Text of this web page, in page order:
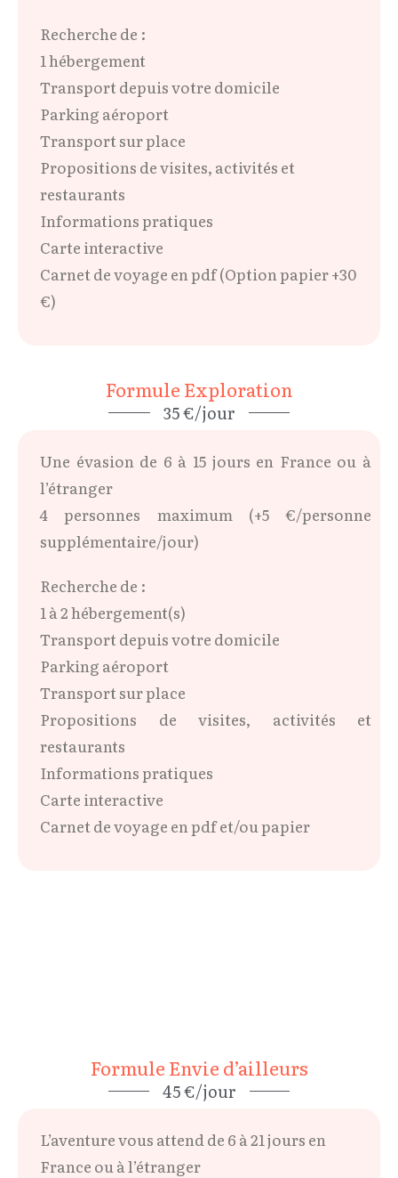
Recherche de :
1 hébergement
Transport depuis votre domicile
Parking aéroport
Transport sur place
Propositions de visites, activités et
restaurants
Informations pratiques
Carte interactive
Carnet de voyage en pdf (Option papier +30
€)
Formule Exploration
35 €/jour
Une évasion de 6 à 15 jours en France ou à
l’étranger
4 personnes maximum (+5 €/personne
supplémentaire/jour)
Recherche de :
1 à 2 hébergement(s)
Transport depuis votre domicile
Parking aéroport
Transport sur place
Propositions de visites, activités et
restaurants
Informations pratiques
Carte interactive
Carnet de voyage en pdf et/ou papier
Formule Envie d’ailleurs
45 €/jour
L’aventure vous attend de 6 à 21 jours en
France ou à l’étranger